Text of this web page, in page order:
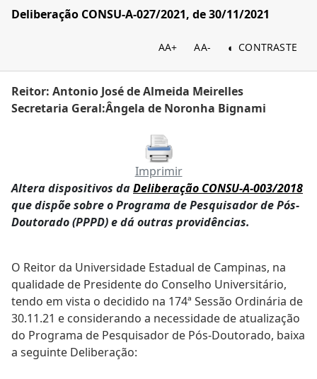
Deliberação CONSU-A-027/2021, de 30/11/2021
AA+ AA- CONTRASTE
Reitor: Antonio José de Almeida Meirelles
Secretaria Geral:Ângela de Noronha Bignami
Imprimir
Altera dispositivos daDeliberação CONSU-A-003/2018
que dispõe sobre o Programa de Pesquisador de Pós-
Doutorado (PPPD) e dá outras providências.
O Reitor da Universidade Estadual de Campinas, na
qualidade de Presidente do Conselho Universitário,
tendo em vista o decidido na 174ª Sessão Ordinária de
30.11.21 e considerando a necessidade de atualização
do Programa de Pesquisador de Pós-Doutorado, baixa
a seguinte Deliberação: